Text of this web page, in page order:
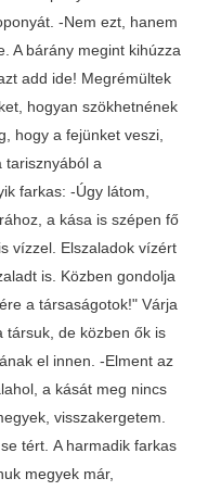
-Nem ezt, hanem
A bárány megint kihúzza
add ide! Megrémültek
hogyan szökhetnének
hogy a fejünket veszi,
tarisznyából a
farkas: -Úgy látom,
a kása is szépen fő
vízzel. Elszaladok vízért
is. Közben gondolja
a társaságotok!" Várja
társuk, de közben ők is
el innen. -Elment az
a kását meg nincs
visszakergetem.
tért. A harmadik farkas
megyek már,